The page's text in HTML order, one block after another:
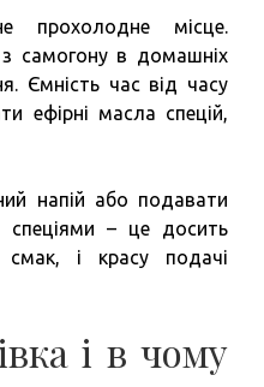
прохолодне місце.
з самогону в домашніх
Ємність час від часу
ефірні масла спецій,
напій або подавати
– це досить
смак, і красу подачі
і в чому